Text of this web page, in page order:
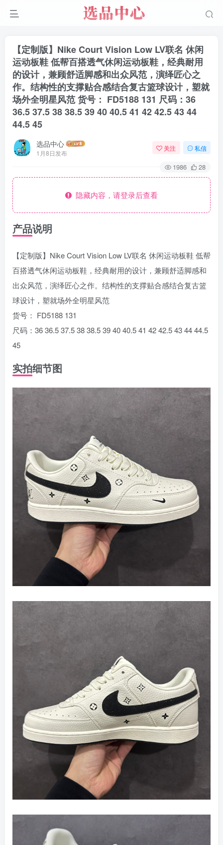
【定制版】Nike Court Vision Low LV联名 休闲
运动板鞋 低帮百搭透气休闲运动板鞋，经典耐用
的设计，兼顾舒适脚感和出众风范，演绎匠心之
作。结构性的支撑贴合感结合复古篮球设计，塑就
场外全明星风范 货号： FD5188 131 尺码：36
36.5 37.5 38 38.5 39 40 40.5 41 42 42.5 43 44
44.5 45
选品中心
1月8日发布
关注 私信
1986 28
隐藏内容，请登录后查看
产品说明
【定制版】Nike Court Vision Low LV联名 休闲运动板鞋 低帮
百搭透气休闲运动板鞋，经典耐用的设计，兼顾舒适脚感和
出众风范，演绎匠心之作。结构性的支撑贴合感结合复古篮
球设计，塑就场外全明星风范
货号： FD5188 131
尺码：36 36.5 37.5 38 38.5 39 40 40.5 41 42 42.5 43 44 44.5
45
实拍细节图